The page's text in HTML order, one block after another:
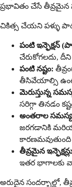
ప్రభావితం చేసే తీవ్రమైన
చికిత్స చేయని పళ్ళు
పంటి ఇన్ఫెక్షన్
చేరుకోగలదు,
పంటి నష్టం:
తీసివేయాల్సి
మెరుస్తున్న
సరిగ్గా తినడం
అంతరాల
జరగడానికి
కారణమవుతుంది
తీవ్రమైన
ఇతర భాగాలకు
అరుదైన సందర్భాల్లో,